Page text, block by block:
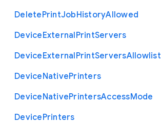
DeletePrintJobHistoryAllowed
DeviceExternalPrintServers
DeviceExternalPrintServersAllowlist
DeviceNativePrinters
DeviceNativePrintersAccessMode
DevicePrinters